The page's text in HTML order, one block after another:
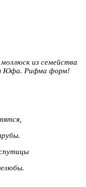
из семейства
Юфа. Рифма форм!